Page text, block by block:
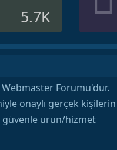
5.7K
Forumu'dur.
onaylı gerçek kişilerin
ürün/hizmet